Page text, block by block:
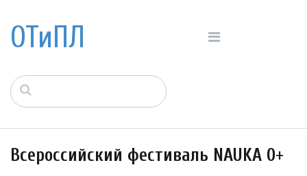
ОТиПЛ
Всероссийский фестиваль NAUKA 0+